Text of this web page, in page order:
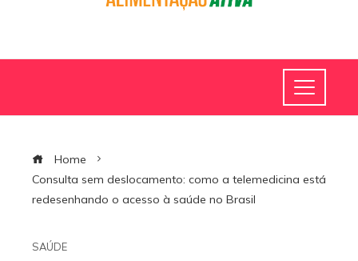
Home
Consulta sem deslocamento: como a telemedicina está
redesenhando o acesso à saúde no Brasil
SAÚDE